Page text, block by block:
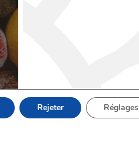
Rejeter Réglages